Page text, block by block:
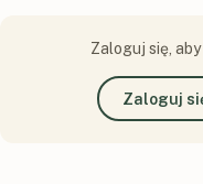
Zaloguj się,
Zaloguj